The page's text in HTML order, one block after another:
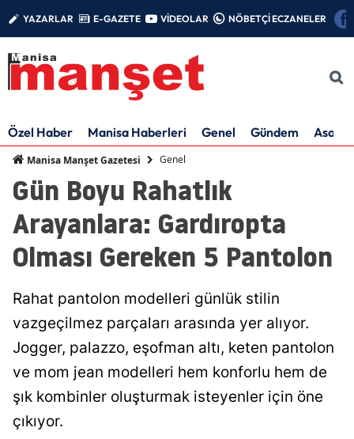
YAZARLAR E-GAZETE VİDEOLAR NÖBETÇİ ECZANELER
Özel Haber Manisa Haberleri Genel Gündem Asayiş
Manisa Manşet Gazetesi Genel
Gün Boyu Rahatlık
Arayanlara: Gardıropta
Olması Gereken 5 Pantolon
Rahat pantolon modelleri günlük stilin
vazgeçilmez parçaları arasında yer alıyor.
Jogger, palazzo, eşofman altı, keten pantolon
ve mom jean modelleri hem konforlu hem de
şık kombinler oluşturmak isteyenler için öne
çıkıyor.